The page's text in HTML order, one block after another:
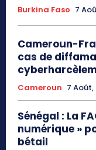
Burkina Faso 7
Cameroun-
cas de
Cameroun 7 Août,
Sénégal : La
numérique »
bétail